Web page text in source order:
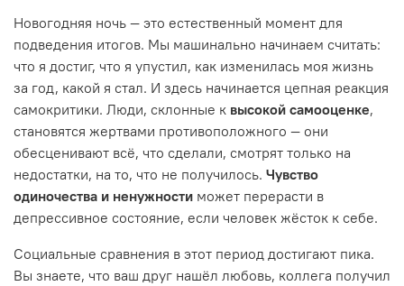
Новогодняя ночь — это естественный момент для
подведения итогов. Мы машинально начинаем считать:
что я достиг, что я упустил, как изменилась моя жизнь
за год, какой я стал. И здесь начинается цепная реакция
самокритики. Люди, склонные к высокой самооценке,
становятся жертвами противоположного — они
обесценивают всё, что сделали, смотрят только на
недостатки, на то, что не получилось. Чувство
одиночества и ненужности может перерасти в
депрессивное состояние, если человек жёсток к себе.
Социальные сравнения в этот период достигают пика.
Вы знаете, что ваш друг нашёл любовь, коллега получил